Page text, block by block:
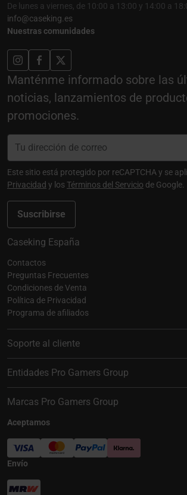
De lunes a viernes, de 10:00 a 13:00 y 14:00 a
info@caseking.es
Nuestras comunidades
Manténme informado sobre las
noticias, lanzamientos de
promociones.
Suscribirse
Este sitio está protegido por reCAPTCHA y se
Privacidad y losTérminos del Servicio de Google.
Caseking España
Contactos
Preguntas Frecuentes
Condiciones de Venta
Política de Privacidad
Programa de afiliados
Soporte al cliente
Entidades Pro Gamers Group
Marcas Pro Gamers Group
Aceptamos
Envío